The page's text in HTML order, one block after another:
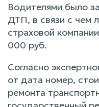
Водителями было
ДТП, в связи с чем
страховой
000 руб.
Согласно
от дата номер,
ремонта